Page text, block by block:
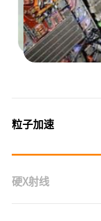
粒子加速
硬X射线